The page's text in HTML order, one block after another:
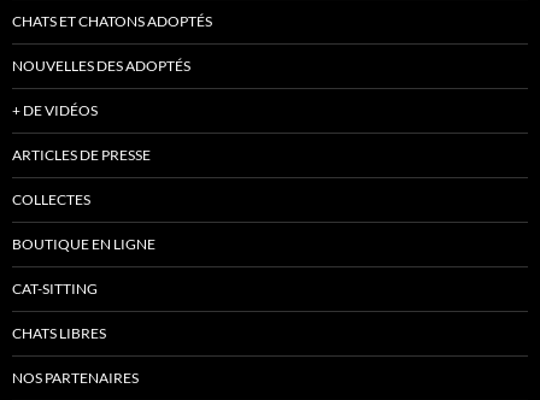
CHATS ET CHATONS ADOPTÉS
NOUVELLES DES ADOPTÉS
+ DE VIDÉOS
ARTICLES DE PRESSE
COLLECTES
BOUTIQUE EN LIGNE
CAT-SITTING
CHATS LIBRES
NOS PARTENAIRES